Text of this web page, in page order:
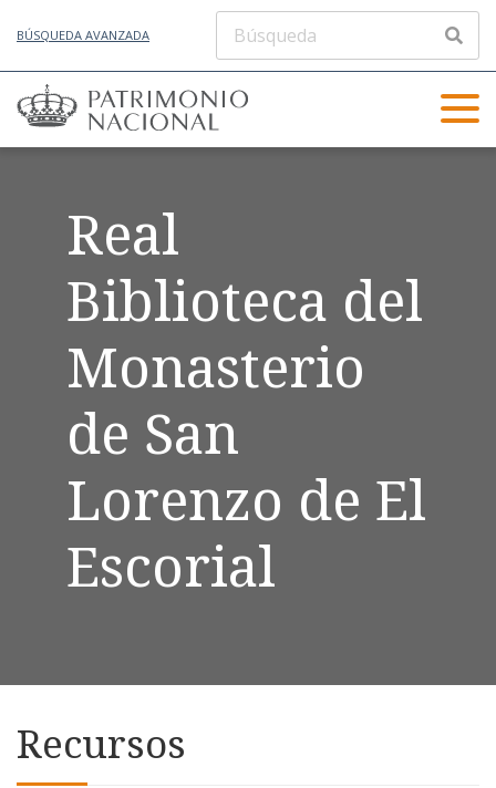
BÚSQUEDA AVANZADA
Real
Biblioteca del
Monasterio
de San
Lorenzo de El
Escorial
Recursos